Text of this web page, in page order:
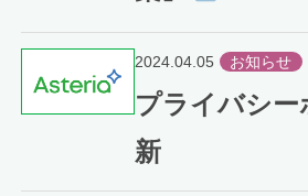
2024.04.05 お知らせ
プライバシー
新